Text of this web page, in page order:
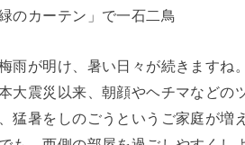
のカーテン」で一石二鳥
雨が明け、暑い日々が続きますね。
大震災以来、朝顔やヘチマなどの
猛暑をしのごうというご家庭が増